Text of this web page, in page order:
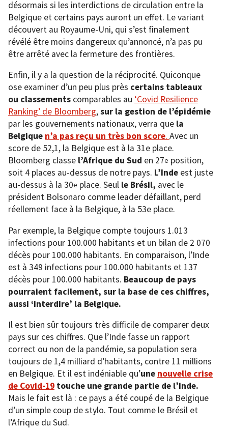
désormais si les interdictions de circulation entre la
Belgique et certains pays auront un effet. Le variant
découvert au Royaume-Uni, qui s’est finalement
révélé être moins dangereux qu’annoncé, n’a pas pu
être arrêté avec la fermeture des frontières.
Enfin, il y a la question de la réciprocité. Quiconque
ose examiner d’un peu plus près certains tableaux
ou classements comparables au ‘Covid Resilience
Ranking’ de Bloomberg,sur la gestion de l’épidémie
par les gouvernements nationaux, verra que la
Belgique n’a pas reçu un très bon score. Avec un
score de 52,1, la Belgique est à la 31e place.
Bloomberg classe l’Afrique du Sud en 27e position,
soit 4 places au-dessus de notre pays. L’Inde est juste
au-dessus à la 30e place. Seul le Brésil, avec le
président Bolsonaro comme leader défaillant, perd
réellement face à la Belgique, à la 53e place.
Par exemple, la Belgique compte toujours 1.013
infections pour 100.000 habitants et un bilan de 2 070
décès pour 100.000 habitants. En comparaison, l’Inde
est à 349 infections pour 100.000 habitants et 137
décès pour 100.000 habitants. Beaucoup de pays
pourraient facilement, sur la base de ces chiffres,
aussi ‘interdire’ la Belgique.
Il est bien sûr toujours très difficile de comparer deux
pays sur ces chiffres. Que l’Inde fasse un rapport
correct ou non de la pandémie, sa population sera
toujours de 1,4 milliard d’habitants, contre 11 millions
en Belgique. Et il est indéniable qu’une nouvelle crise
de Covid-19 touche une grande partie de l’Inde.
Mais le fait est là : ce pays a été coupé de la Belgique
d’un simple coup de stylo. Tout comme le Brésil et
l’Afrique du Sud.